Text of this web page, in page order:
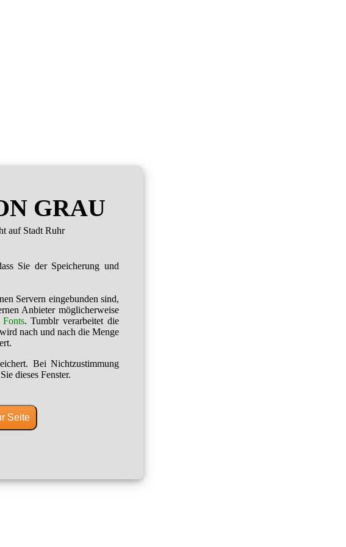
GRAU
auf Stadt Ruhr
Sie der Speicherung und
Servern eingebunden sind,
Anbieter möglicherweise
. Tumblr verarbeitet die
nach und nach die Menge
Bei Nichtzustimmung
dieses Fenster.
Seite